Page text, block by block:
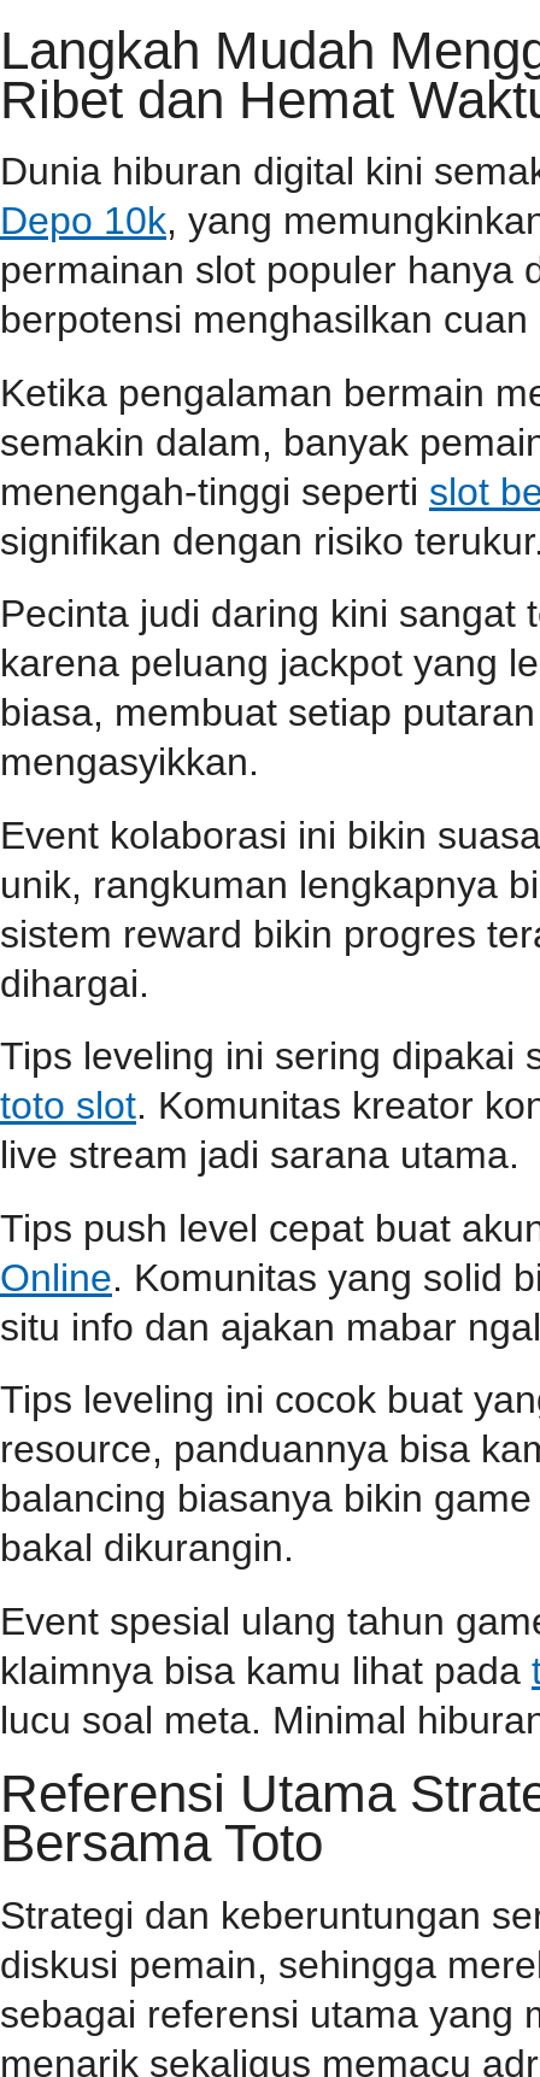
Langkah Mudah
Ribet dan Hemat
Dunia hiburan digital kini
Depo 10k, yang
permainan slot populer hanya
berpotensi menghasilkan
Ketika pengalaman bermain
semakin dalam, banyak
menengah-tinggi seperti slot
signifikan dengan risiko
Pecinta judi daring kini sangat
karena peluang jackpot yang
biasa, membuat setiap
mengasyikkan.
Event kolaborasi ini bikin
unik, rangkuman lengkapnya
sistem reward bikin progres
dihargai.
Tips leveling ini sering dipakai
toto slot. Komunitas kreator
live stream jadi sarana utama.
Tips push level cepat buat
Online. Komunitas yang solid
situ info dan ajakan mabar
Tips leveling ini cocok buat
resource, panduannya bisa
balancing biasanya bikin
bakal dikurangin.
Event spesial ulang tahun
klaimnya bisa kamu lihat pada
lucu soal meta. Minimal
Referensi Utama
Bersama Toto
Strategi dan keberuntungan
diskusi pemain, sehingga
sebagai referensi utama yang
menarik sekaligus memacu